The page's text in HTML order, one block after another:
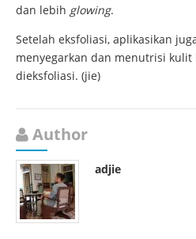
dan lebih glowing.
Setelah eksfoliasi, aplikasikan
menyegarkan dan menutrisi kulit
dieksfoliasi. (jie)
Author
adjie